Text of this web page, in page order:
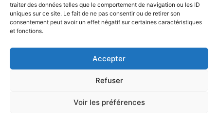
traiter des données telles que le comportement de navigation ou les ID
uniques sur ce site. Le fait de ne pas consentir ou de retirer son
consentement peut avoir un effet négatif sur certaines caractéristiques
et fonctions.
Accepter
Refuser
Voir les préférences